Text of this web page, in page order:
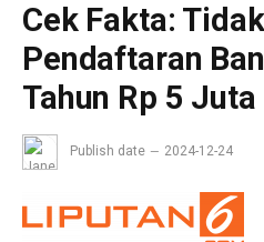
Cek Fakta:
Pendaftaran
Tahun Rp 5 Juta
Publish date 2024-12-24